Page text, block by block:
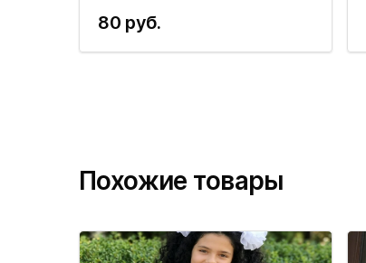
80 руб.
Похожие товары